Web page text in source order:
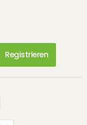
Registrieren